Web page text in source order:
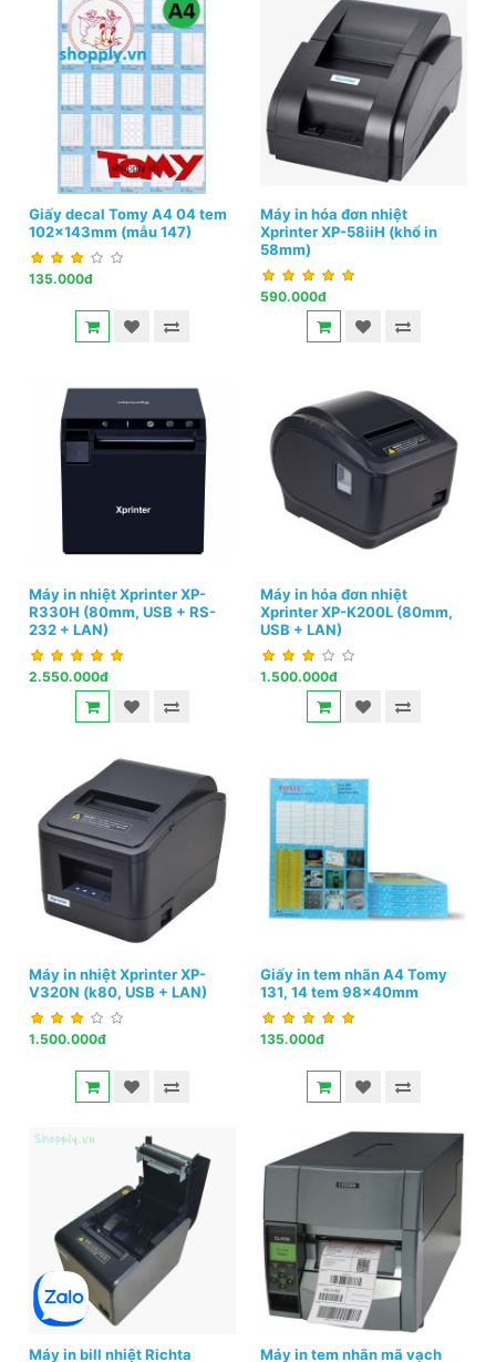
Giấy decal Tomy A4 04 tem
102x143mm (mẫu 147)
135.000đ
Máy in hóa đơn nhiệt
Xprinter XP-58iiH (khổ in
58mm)
590.000đ
Máy in nhiệt Xprinter XP-
R330H (80mm, USB + RS-
232 + LAN)
2.550.000đ
Máy in hóa đơn nhiệt
Xprinter XP-K200L (80mm,
USB + LAN)
1.500.000đ
Máy in nhiệt Xprinter XP-
V320N (k80, USB + LAN)
1.500.000đ
Giấy in tem nhãn A4 Tomy
131, 14 tem 98x40mm
135.000đ
Máy in bill nhiệt Richta Máy in tem nhãn mã vạch